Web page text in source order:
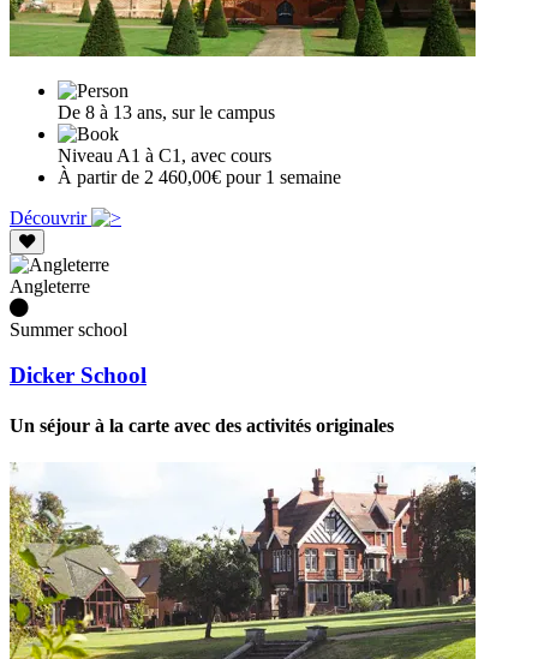
De 8 à 13 ans, sur le campus
Niveau A1 à C1, avec cours
À partir de 2 460,00€ pour 1 semaine
Découvrir
Angleterre
Summer school
Dicker School
Un séjour à la carte avec des activités originales